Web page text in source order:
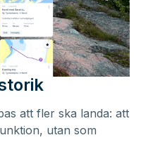
att fler ska landa: att
utan som